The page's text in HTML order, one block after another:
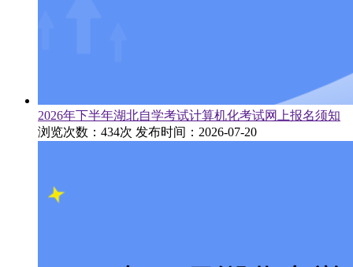
2026年下半年湖北自学考试计算机化考试网上报名须知
浏览次数：434次 发布时间：2026-07-20